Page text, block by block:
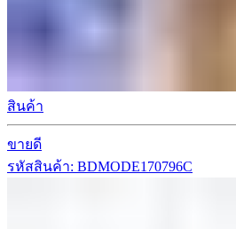
สินค้า
ขายดี
รหัสสินค้า: BDMODE170796C